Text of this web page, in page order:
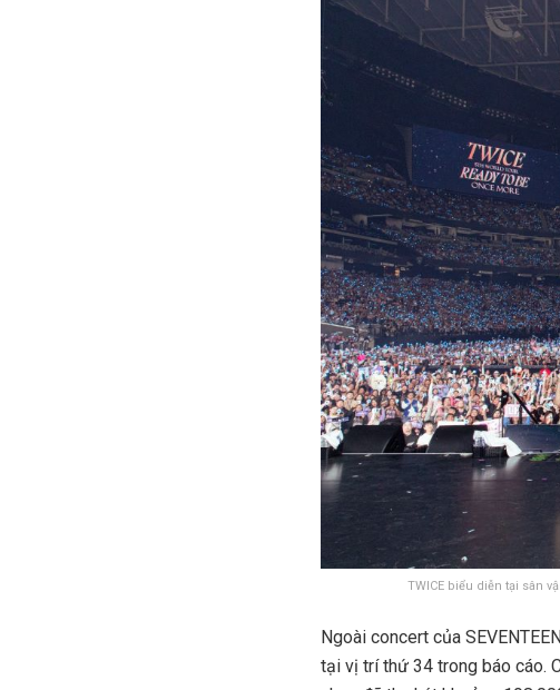
TWICE biểu diễn tại sân
Ngoài concert của
tại vị trí thứ 34 trong báo cáo.